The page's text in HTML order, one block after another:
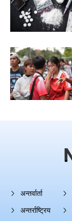
अन्तर्वार्ता
अन्तर्राष्ट्रिय